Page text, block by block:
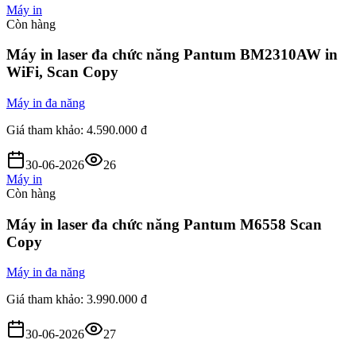
Máy in
Còn hàng
Máy in laser đa chức năng Pantum BM2310AW in
WiFi, Scan Copy
Máy in đa năng
Giá tham khảo: 4.590.000 đ
30-06-2026
26
Máy in
Còn hàng
Máy in laser đa chức năng Pantum M6558 Scan
Copy
Máy in đa năng
Giá tham khảo: 3.990.000 đ
30-06-2026
27